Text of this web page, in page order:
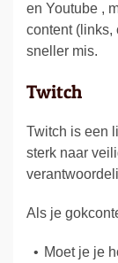
en Youtube ,
content (links,
sneller mis.
Twitch
Twitch is een
sterk naar
Als je
Moet je je